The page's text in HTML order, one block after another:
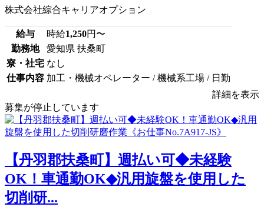
株式会社綜合キャリアオプション
給与 時給1,250円〜
勤務地
愛知県 扶桑町
寮・社宅 なし
仕事内容 加工・機械オペレーター / 機械系工場 / 日勤
詳細を表示
募集が停止しています
【丹羽郡扶桑町】週払い可◆未経験
OK！車通勤OK◆汎用旋盤を使用した
切削研...